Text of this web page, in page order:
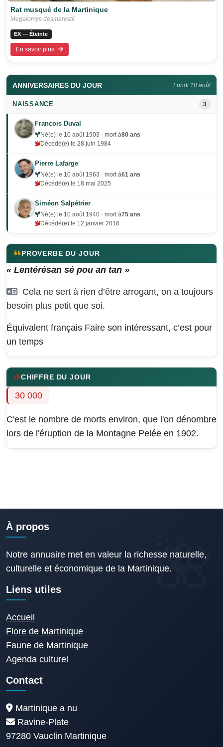
Rat musqué de la Martinique
Megalomys desmarestii
EX — Éteinte
En savoir plus
ANNIVERSAIRES DU JOUR Lundi 10 août
NAISSANCE 3
François Duval
Né(e) le 10 août 1903 · mort à80 ans
Décédé(e) le 28 juin 1984
Pierre Lafarge
Né(e) le 10 août 1963 · mort à61 ans
Décédé(e) le 18 mai 2025
Siméon Salpétrier
Né(e) le 10 août 1940 · mort à75 ans
Décédé(e) le 12 janvier 2016
PROVERBE DU JOUR
« Lentérésan sé pou an tan »
Cela ne sert à rien d’être arrogant, on a toujours
besoin plus petit que soi.
Équivalent français Faire son intéressant, c’est pour
un temps
CHIFFRE DU JOUR
30 000
C'est le nombre de morts environ, que l'on dénombre
lors de l'éruption de la Montagne Pelée en 1902.
À propos
Notre annuaire met en valeur la richesse naturelle,
culturelle et économique de la Martinique.
Liens utiles
Accueil
Flore de Martinique
Faune de Martinique
Agenda culturel
Contact
Martinique a nu
Ravine-Plate
97280 Vauclin Martinique